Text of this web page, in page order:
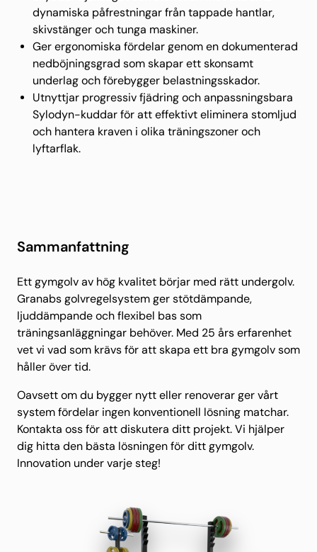
dynamiska påfrestningar från tappade hantlar,
skivstänger och tunga maskiner.
Ger ergonomiska fördelar genom en dokumenterad
nedböjningsgrad som skapar ett skonsamt
underlag och förebygger belastningsskador.
Utnyttjar progressiv fjädring och anpassningsbara
Sylodyn-kuddar för att effektivt eliminera stomljud
och hantera kraven i olika träningszoner och
lyftarflak.
Sammanfattning
Ett gymgolv av hög kvalitet börjar med rätt undergolv.
Granabs golvregelsystem ger stötdämpande,
ljuddämpande och flexibel bas som
träningsanläggningar behöver. Med 25 års erfarenhet
vet vi vad som krävs för att skapa ett bra gymgolv som
håller över tid.
Oavsett om du bygger nytt eller renoverar ger vårt
system fördelar ingen konventionell lösning matchar.
Kontakta oss för att diskutera ditt projekt. Vi hjälper
dig hitta den bästa lösningen för ditt gymgolv.
Innovation under varje steg!